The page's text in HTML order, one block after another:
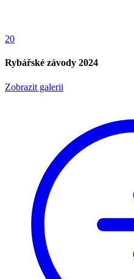
20
Rybářské závody 2024
Zobrazit galerii